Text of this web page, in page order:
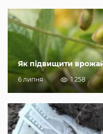
Як підвищити
6 липня 1 258